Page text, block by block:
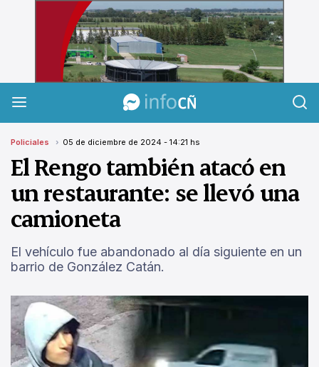
InfoCañuelas
Policiales 05 de diciembre de 2024 - 14:21 hs
El Rengo también atacó en
un restaurante: se llevó una
camioneta
El vehículo fue abandonado al día siguiente en un
barrio de González Catán.